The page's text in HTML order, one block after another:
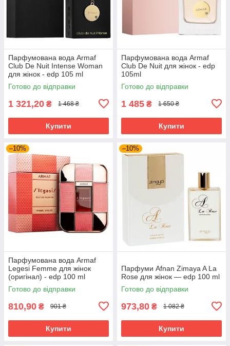
Парфумована вода Armaf
Club De Nuit Intense Woman
для жінок - edp 105 ml
Готово до відправки
1 321,20 ₴ 1 468 ₴
Купити
Парфумована вода Armaf
Club De Nuit для жінок - edp
105ml
Готово до відправки
1 485 ₴ 1 650 ₴
Купити
–10%
Парфумована вода Armaf
Legesi Femme для жінок
(оригінал) - edp 100 ml
Готово до відправки
810,90 ₴ 901 ₴
Купити
–10%
Парфуми Afnan Zimaya A La
Rose для жінок — edp 100 ml
Готово до відправки
973,80 ₴ 1 082 ₴
Купити